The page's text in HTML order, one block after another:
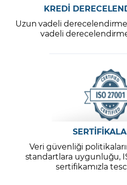
KREDİ
Uzun vadeli derecelendirme
vadeli
Veri güvenliği
standartlara uygunluğu,
sertifikamızla